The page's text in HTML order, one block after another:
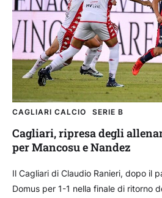
CAGLIARI CALCIO SERIE B
Cagliari, ripresa degli
per Mancosu e Nandez
Il Cagliari di Claudio Ranieri, dopo il
Domus per 1-1 nella finale di ritorno